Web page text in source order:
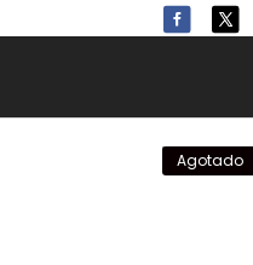
Agotado